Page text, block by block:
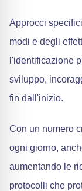
Approcci
modi e degli
l'identificazione
sviluppo,
fin dall'inizio.
Con un numero
ogni giorno,
aumentando le
protocolli che